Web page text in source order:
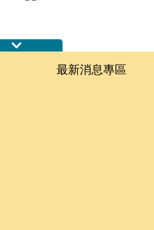
最新消息專區